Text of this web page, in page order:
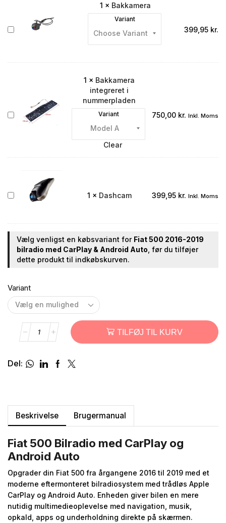
Bakkamera
1 × Bakkamera
Variant
399,95 kr.
Bakkamera
integreret
1 × Bakkamera
integreret i
nummerpladen
Variant
Clear
750,00 kr. Inkl. Moms
Dashcam 1 × Dashcam 399,95 kr. Inkl. Moms
Vælg venligst en købsvariant for Fiat 500 2016-2019
bilradio med CarPlay & Android Auto , før du tilføjer
dette produkt til indkøbskurven.
Variant
TILFØJ TIL KURV
Del:
Beskrivelse Brugermanual
Fiat 500 Bilradio med CarPlay og
Android Auto
Opgrader din Fiat 500 fra årgangene 2016 til 2019 med et
moderne eftermonteret bilradiosystem med trådløs Apple
CarPlay og Android Auto. Enheden giver bilen en mere
nutidig multimedieoplevelse med navigation, musik,
opkald, apps og underholdning direkte på skærmen.